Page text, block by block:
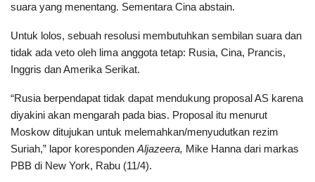
suara yang menentang. Sementara Cina abstain.
Untuk lolos, sebuah resolusi membutuhkan sembilan suara dan
tidak ada veto oleh lima anggota tetap: Rusia, Cina, Prancis,
Inggris dan Amerika Serikat.
“Rusia berpendapat tidak dapat mendukung proposal AS karena
diyakini akan mengarah pada bias. Proposal itu menurut
Moskow ditujukan untuk melemahkan/menyudutkan rezim
Suriah,” lapor koresponden Aljazeera, Mike Hanna dari markas
PBB di New York, Rabu (11/4).